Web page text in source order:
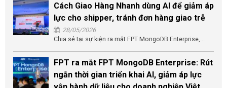
Cách Giao Hàng Nhanh dùng AI để giảm áp
lực cho shipper, tránh đơn hàng giao trễ
28/05/2026
Chia sẻ tại sự kiện ra mắt FPT MongoDB Enterprise,...
FPT ra mắt FPT MongoDB Enterprise: Rút
ngắn thời gian triển khai AI, giảm áp lực